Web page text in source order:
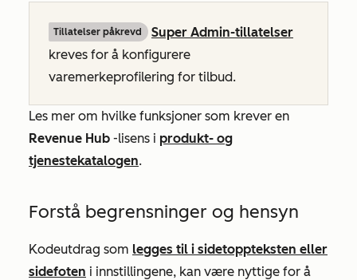
Tillatelser påkrevd
Super Admin-tillatelser
kreves for å konfigurere
varemerkeprofilering for tilbud.
Les mer om hvilke funksjoner som krever en
Revenue Hub -lisens i produkt- og
tjenestekatalogen.
Forstå begrensninger og hensyn
Kodeutdrag som legges til i sidetoppteksten eller
sidefoten i innstillingene, kan være nyttige for å